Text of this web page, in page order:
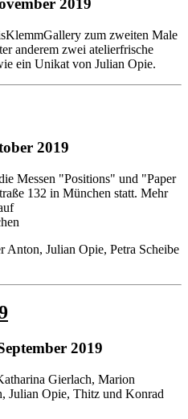
2019
zum zweiten Male
anderem zwei atelierfrische
ein Unikat von Julian Opie.
2019
Messen "Positions" und "Paper
132 in München statt. Mehr
Anton, Julian Opie, Petra Scheibe
2019
Gierlach, Marion
Julian Opie, Thitz und Konrad